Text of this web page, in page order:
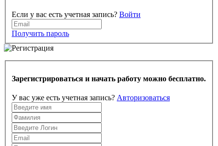
Если у вас есть учетная запись? Войти
Получить пароль
Зарегистрироваться и начать работу можно бесплатно.
У вас уже есть учетная запись? Авторизоваться